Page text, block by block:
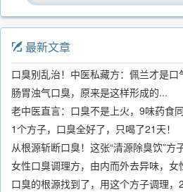
最新文章
口臭别乱治！中医私藏方：佩兰才是
肠胃浊气口臭，原来是这样形成的...
老中医直言：口臭不是上火，9味药食
1个方子，口臭全好了，只喝了21天！
女性口臭调理方，由内而外去异味，女
口臭的根源找到了，用这个方子调理，